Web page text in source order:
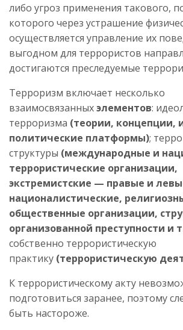
либо угроз применения такового,
которого через устрашение
осуществляется управление их
выгодном для террористов
достигаются преследуемые
Терроризм включает несколько
взаимосвязанныхэлементов:
терроризма (теории, концепции,
политические платформы);
структуры (международные и
террористические организации,
экстремистские — правые и
националистические,
общественные организации,
организованной преступности и
собственно террористическую
практику (террористическую
К террористическому акту
подготовиться заранее, поэтому
быть настороже.